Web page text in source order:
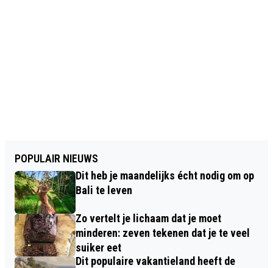
POPULAIR NIEUWS
Dit heb je maandelijks écht nodig om op
Bali te leven
Zo vertelt je lichaam dat je moet
minderen: zeven tekenen dat je te veel
suiker eet
Dit populaire vakantieland heeft de